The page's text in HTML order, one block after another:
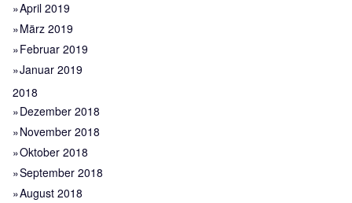
April 2019
März 2019
Februar 2019
Januar 2019
2018
Dezember 2018
November 2018
Oktober 2018
September 2018
August 2018